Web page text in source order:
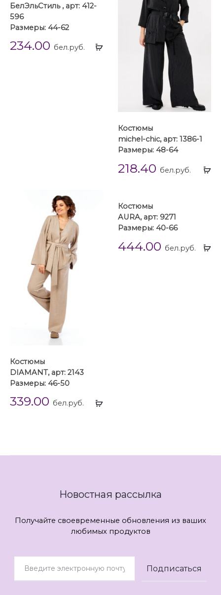
Выбрать
БелЭльСтиль , арт: 412-
596
Размеры: 44-62
234.00 бел.руб.
Костюмы
michel-chic, арт: 1386-1
Размеры: 48-64
218.40 бел.руб.
Выбрать
Костюмы
DIAMANT, арт: 2143
Размеры: 46-50
339.00 бел.руб.
Костюмы
AURA, арт: 9271
Размеры: 40-66
444.00 бел.руб.
Новостная рассылка
Получайте своевременные обновления из ваших
любимых продуктов